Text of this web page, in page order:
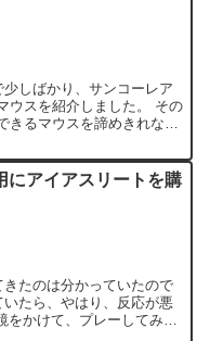
しばかり、サンコーレア
ウスを紹介しました。 その
きるマウスを諦めきれな
にアイアスリートを購
たのは分かっていたので
たら、やはり、反応が悪
をかけて、プレーしてみた